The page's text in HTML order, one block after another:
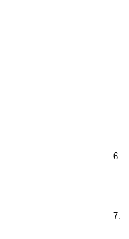
6.
7.